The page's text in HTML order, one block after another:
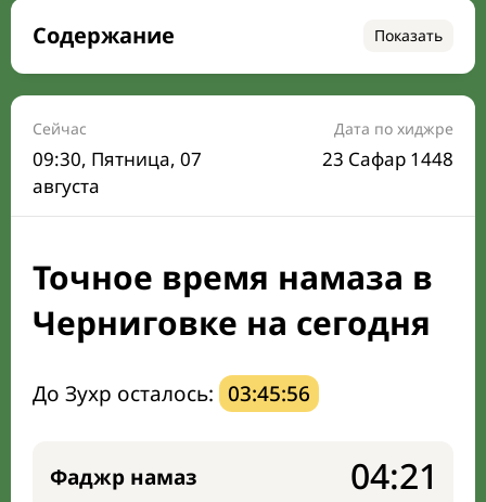
Содержание Показать
Время намаза на сегодня
Расписание на месяц
Время Сухура и Ифтара на сегодня
Календарь рамадана
Направление киблы
Сейчас
09:30, Пятница, 07
августа
Дата по хиджре
23 Сафар 1448
Точное время намаза в
Черниговке на сегодня
До Зухр осталось: 03:45:55
Фаджр намаз 04:21